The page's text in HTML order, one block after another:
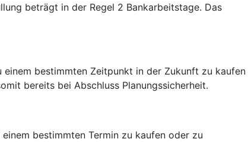
beträgt in der Regel 2 Bankarbeitstage. Das
einem bestimmten Zeitpunkt in der Zukunft zu kaufen
bereits bei Abschluss Planungssicherheit.
bestimmten Termin zu kaufen oder zu